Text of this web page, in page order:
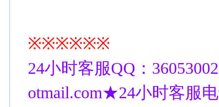
※※※※※※
24小时客服QQ：
otmail.com★24小时客服电